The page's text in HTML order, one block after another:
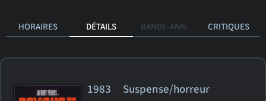
HORAIRES DÉTAILS BANDE-ANN. CRITIQUES
1983 Suspense/horreur